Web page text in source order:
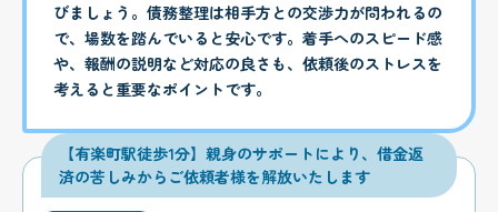
びましょう。債務整理は相手方との交渉力が問われるの
で、場数を踏んでいると安心です。着手へのスピード感
や、報酬の説明など対応の良さも、依頼後のストレスを
考えると重要なポイントです。
【有楽町駅徒歩1分】親身のサポートにより、借金返
済の苦しみからご依頼者様を解放いたします